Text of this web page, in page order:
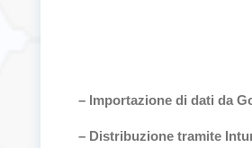
– Importazione di dati da
– Distribuzione tramite